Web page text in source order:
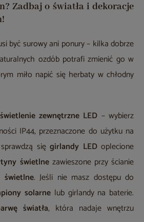
Zadbaj o światła i dekoracje
być surowy ani ponury – kilka dobrze
ozdób potrafi zmienić go w
miło napić się herbaty w chłodny
zewnętrzne LED – wybierz
IP44, przeznaczone do użytku na
się girlandy LEDoplecione
świetlnezawieszone przy ścianie
świetlne. Jeśli nie masz dostępu do
solarne lub girlandy na baterie.
światła, która nadaje wnętrzu